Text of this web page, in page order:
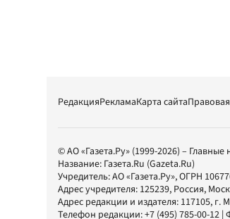
РедакцияРекламаКарта сайта
© АО «Газета.Ру» (1999-2026) – Главные
Название: Газета.Ru (Gazeta.Ru)
Учредитель:АО «Газета.Ру», ОГРН
Адрес учредителя: 125239, Россия,
Адрес редакции и издателя: 117105, г.
Телефон редакции:+7 (495) 785-00-12 |